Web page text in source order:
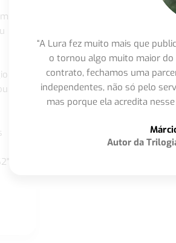
“A Lura fez muito mais que
o tornou algo muito maior do
contrato, fechamos uma
independentes, não só pelo
mas porque ela acredita
Autor da